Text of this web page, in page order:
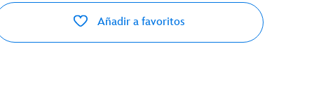
Añadir a favoritos